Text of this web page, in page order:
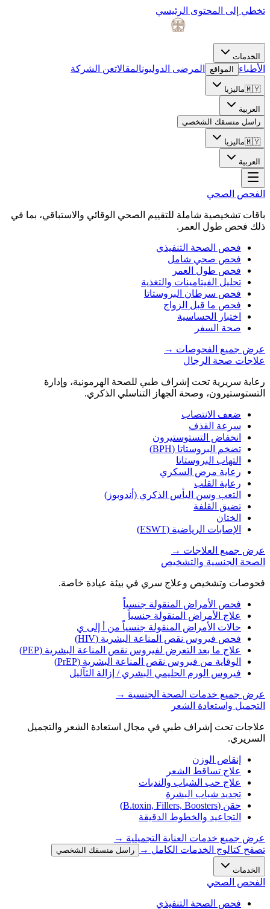
تخطي إلى المحتوى الرئيسي
الخدمات
الأطباء المواقع المرضى الدوليونالمقالاتعن الشركة
🇲🇾ماليزيا
العربية
راسل منسقك الشخصي
🇲🇾ماليزيا
العربية
الفحص الصحي
باقات تشخيصية شاملة للتقييم الصحي الوقائي والاستباقي، بما في
ذلك فحص طول العمر.
فحص الصحة التنفيذي
فحص صحي شامل
فحص طول العمر
تحليل الفيتامينات والتغذية
فحص سرطان البروستاتا
فحص ما قبل الزواج
اختبار الحساسية
صحة السفر
عرض جميع الفحوصات →
علاجات صحة الرجال
رعاية سريرية تحت إشراف طبي للصحة الهرمونية، وإدارة
التستوستيرون، وصحة الجهاز التناسلي الذكري.
ضعف الانتصاب
سرعة القذف
انخفاض التستوستيرون
تضخم البروستاتا (BPH)
التهاب البروستاتا
رعاية مرض السكري
رعاية القلب
التعب وسن اليأس الذكري (أندوبوز)
تضيق القلفة
الختان
الإصابات الرياضية (ESWT)
عرض جميع العلاجات →
الصحة الجنسية والتشخيص
فحوصات وتشخيص وعلاج سري في بيئة عيادة خاصة.
فحص الأمراض المنقولة جنسياً
علاج الأمراض المنقولة جنسياً
حالات الأمراض المنقولة جنسياً من أ إلى ي
فحص فيروس نقص المناعة البشرية (HIV)
علاج ما بعد التعرض لفيروس نقص المناعة البشرية (PEP)
الوقاية من فيروس نقص المناعة البشرية (PrEP)
فيروس الورم الحليمي البشري / إزالة الثآليل
عرض جميع خدمات الصحة الجنسية →
التجميل واستعادة الشعر
علاجات تحت إشراف طبي في مجال استعادة الشعر والتجميل
السريري.
إنقاص الوزن
علاج تساقط الشعر
علاج حب الشباب والندبات
تجديد شباب البشرة
حقن (B.toxin, Fillers, Boosters)
التجاعيد والخطوط الدقيقة
عرض جميع خدمات العناية التجميلية →
تصفح كتالوج الخدمات الكامل →
راسل منسقك الشخصي
الخدمات
الفحص الصحي
فحص الصحة التنفيذي